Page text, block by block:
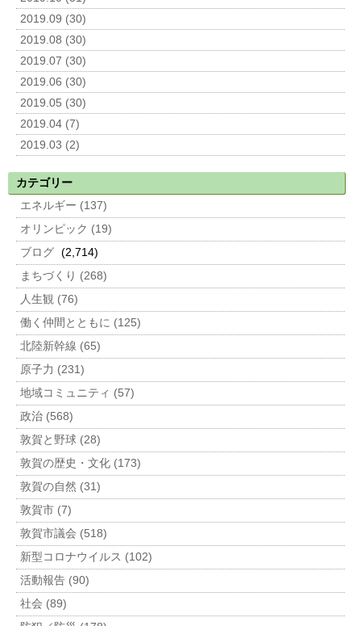
2019.09 (30)
2019.08 (30)
2019.07 (30)
2019.06 (30)
2019.05 (30)
2019.04 (7)
2019.03 (2)
カテゴリー
エネルギー (137)
オリンピック (19)
ブログ (2,714)
まちづくり (268)
人生観 (76)
働く仲間とともに (125)
北陸新幹線 (65)
原子力 (231)
地域コミュニティ (57)
政治 (568)
敦賀と野球 (28)
敦賀の歴史・文化 (173)
敦賀の自然 (31)
敦賀市 (7)
敦賀市議会 (518)
新型コロナウイルス (102)
活動報告 (90)
社会 (89)